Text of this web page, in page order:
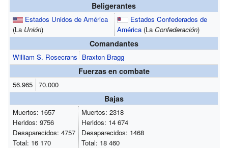
Beligerantes
Estados Unidos de América
(La Unión)
Estados Confederados de
América (LaConfederación)
Comandantes
William S. Rosecrans Braxton Bragg
Fuerzas en combate
56.965 70.000
Bajas
Muertos: 1657
Heridos: 9756
Desaparecidos: 4757
Total: 16 170
Muertos: 2318
Heridos: 14 674
Desaparecidos: 1468
Total: 18 460